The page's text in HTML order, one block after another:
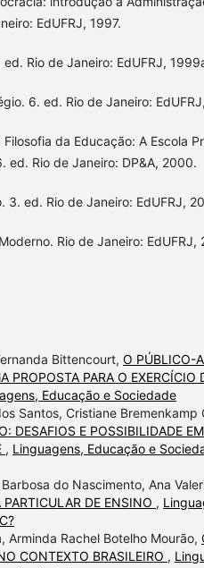
EdUFRJ, 1997.
ed. Rio de Janeiro: EdUFRJ,
6. ed. Rio de Janeiro:
Filosofia da Educação: A Escola
ed. Rio de Janeiro: DP&A, 2000.
3. ed. Rio de Janeiro: EdUFRJ,
Moderno. Rio de Janeiro: EdUFRJ,
Bittencourt, O PÚBLICO-
PROPOSTA PARA O EXERCÍCIO
Educação e Sociedade
Santos, Cristiane Bremenkamp
DESAFIOS E POSSIBILIDADE
, Linguagens, Educação e
do Nascimento, Ana
DE ENSINO ,
Arminda Rachel Botelho Mourão,
CONTEXTO BRASILEIRO ,